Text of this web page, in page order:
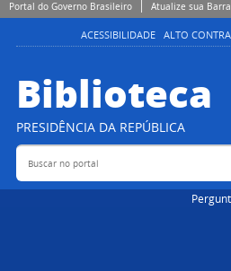
Portal do Governo Brasileiro Atualize sua
ACESSIBILIDADE ALTO
Biblioteca
PRESIDÊNCIA DA REPÚBLICA
Buscar no portal